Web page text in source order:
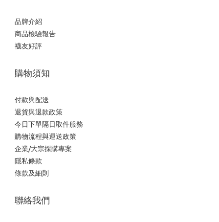
品牌介紹
商品檢驗報告
襪友好評
購物須知
付款與配送
退貨與退款政策
今日下單隔日取件服務
購物流程與運送政策
企業/大宗採購專案
隱私條款
條款及細則
聯絡我們